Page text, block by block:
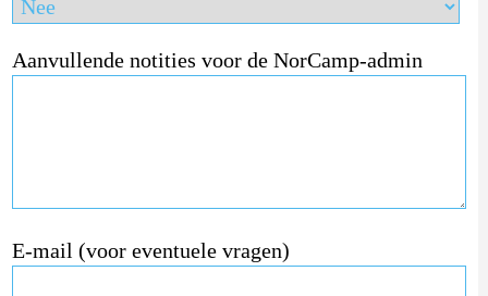
Aanvullende notities voor de NorCamp-admin
E-mail (voor eventuele vragen)